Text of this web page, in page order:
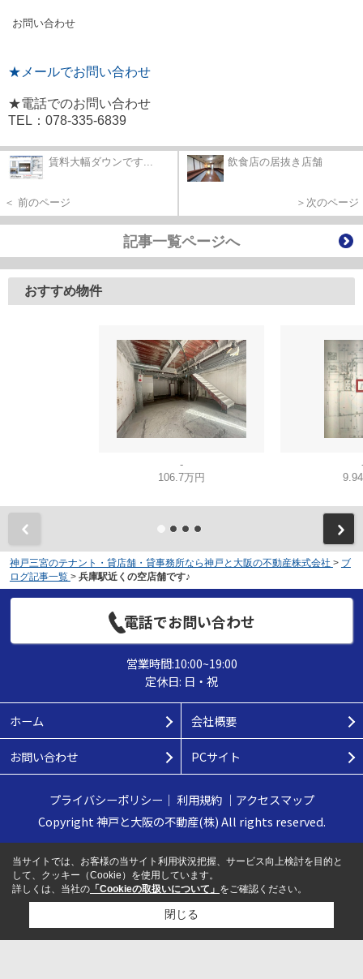
お問い合わせ
★メールでお問い合わせ
★電話でのお問い合わせ
TEL：078-335-6839
賃料大幅ダウンです...
＜ 前のページ
飲食店の居抜き店舗
＞次のページ
記事一覧ページへ
おすすめ物件
-
106.7万円
神戸三宮のテナント・貸店舗・貸事務所なら神戸と大阪の不動産株式会社 > ブ
ログ記事一覧 > 兵庫駅近くの空店舗です♪
電話でお問い合わせ
営業時間:10:00~19:00
定休日: 日・祝
ホーム 会社概要
お問い合わせ PCサイト
プライバシーポリシー ｜ 利用規約｜ アクセスマップ
Copyright 神戸と大阪の不動産(株) All rights reserved.
当サイトでは、お客様の当サイト利用状況把握、サービス向上検討を目的と
して、クッキー（Cookie）を使用しています。
詳しくは、当社の 「Cookieの取扱いについて」 をご確認ください。
閉じる